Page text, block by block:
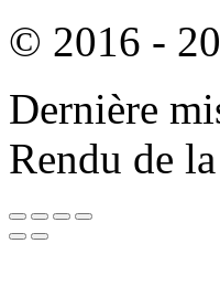
© 2016 -
Dernière
Rendu de